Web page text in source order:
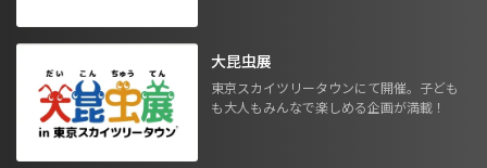
大昆虫展
東京スカイツリータウンにて開催。子ども
も大人もみんなで楽しめる企画が満載！